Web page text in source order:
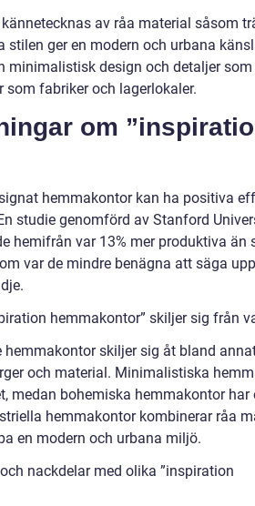
av råa material såsom
stilen ger en modern och urbana
minimalistisk design och detaljer som
fabriker och lagerlokaler.
om
hemmakontor kan ha positiva
studie genomförd av Stanford
hemifrån var 13% mer produktiva än
var de mindre benägna att säga
hemmakontor” skiljer sig från
hemmakontor skiljer sig åt bland
och material. Minimalistiska
medan bohemiska hemmakontor har
hemmakontor kombinerar råa
en modern och urbana miljö.
nackdelar med olika ”inspiration